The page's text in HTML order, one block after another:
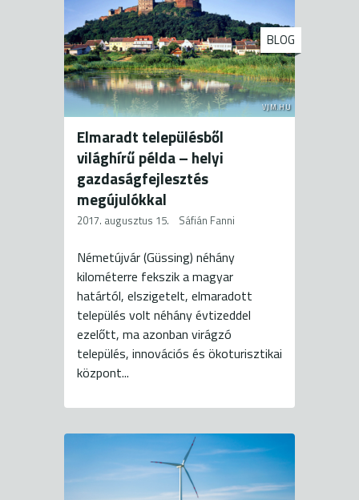
VJM.HU
BLOG
Elmaradt településből
világhírű példa – helyi
gazdaságfejlesztés
megújulókkal
2017. augusztus 15. Sáfián Fanni
Németújvár (Güssing) néhány
kilométerre fekszik a magyar
határtól, elszigetelt, elmaradott
település volt néhány évtizeddel
ezelőtt, ma azonban virágzó
település, innovációs és ökoturisztikai
központ...